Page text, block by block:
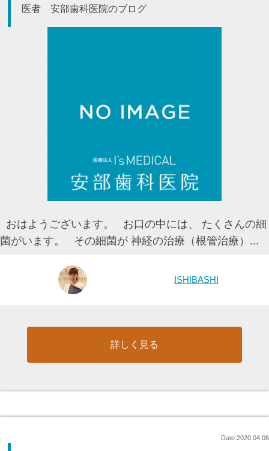
医者 安部歯科医院のブログ
おはようございます。 お口の中には、 たくさんの細
菌がいます。 その細菌が 神経の治療（根管治療）...
ISHIBASHI
詳しく見る
Date:2020.04.06